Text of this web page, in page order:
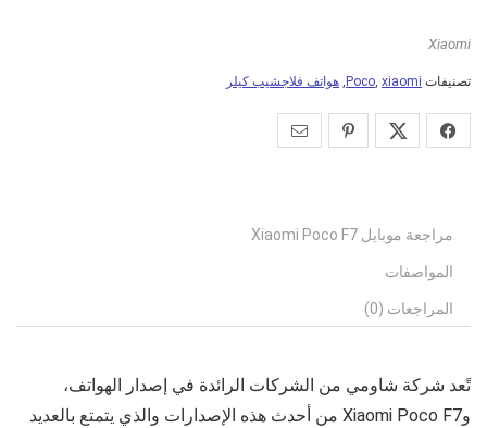
Xiaomi
تصنيفات Poco, xiaomi
, هواتف فلاجشيب كيلر
مراجعة موبايل Xiaomi Poco F7
المواصفات
المراجعات (0)
تًعد شركة شاومي من الشركات الرائدة في إصدار الهواتف،
وXiaomi Poco F7 من أحدث هذه الإصدارات والذي يتمتع بالعديد